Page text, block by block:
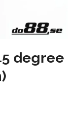
degree